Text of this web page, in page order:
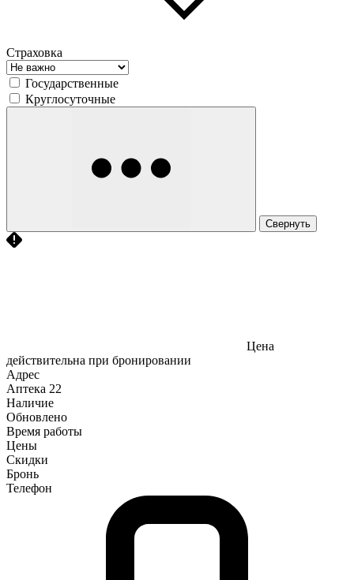
Страховка
Государственные
Круглосуточные
Свернуть
Цена
действительна при бронировании
Адрес
Аптека 22
Наличие
Обновлено
Время работы
Цены
Скидки
Бронь
Телефон